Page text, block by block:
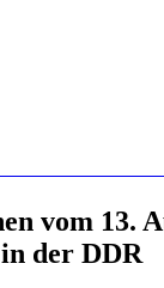
vom 13.
der DDR